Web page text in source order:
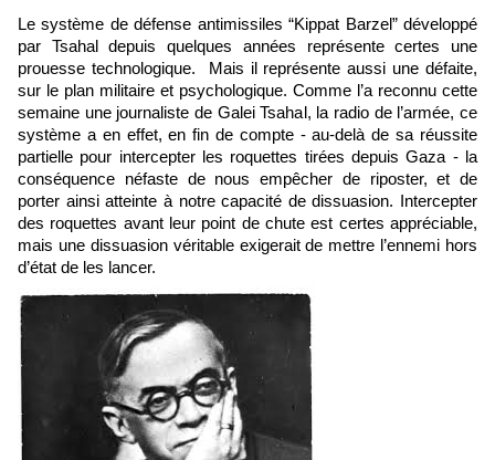
Le système de défense antimissiles “Kippat Barzel” développé
par Tsahal depuis quelques années représente certes une
prouesse technologique.  Mais il représente aussi une défaite,
sur le plan militaire et psychologique. Comme l’a reconnu cette
semaine une journaliste de Galei Tsahal, la radio de l’armée, ce
système a en effet, en fin de compte - au-delà de sa réussite
partielle pour intercepter les roquettes tirées depuis Gaza - la
conséquence néfaste de nous empêcher de riposter, et de
porter ainsi atteinte à notre capacité de dissuasion. Intercepter
des roquettes avant leur point de chute est certes appréciable,
mais une dissuasion véritable exigerait de mettre l’ennemi hors
d’état de les lancer.